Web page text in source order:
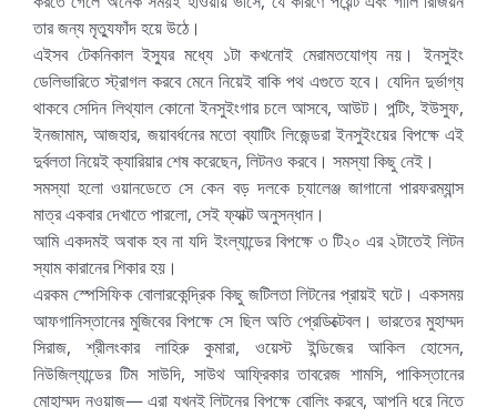
তার জন্য মৃত্যুফাঁদ হয়ে উঠে।
এইসব টেকনিকাল ইস্যুর মধ্যে ১টা কখনোই মেরামতযোগ্য নয়। ইনসুইং
ডেলিভারিতে স্ট্রাগল করবে মেনে নিয়েই বাকি পথ এগুতে হবে। যেদিন দুর্ভাগ্য
থাকবে সেদিন লিথ্যাল কোনো ইনসুইংগার চলে আসবে, আউট। পন্টিং, ইউসুফ,
ইনজামাম, আজহার, জয়াবর্ধনের মতো ব্যাটিং লিজেন্ডরা ইনসুইংয়ের বিপক্ষে এই
দুর্বলতা নিয়েই ক্যারিয়ার শেষ করেছেন, লিটনও করবে। সমস্যা কিছু নেই।
সমস্যা হলো ওয়ানডেতে সে কেন বড় দলকে চ্যালেঞ্জ জাগানো পারফরম্যান্স
মাত্র একবার দেখাতে পারলো, সেই ফ্যাক্ট অনুসন্ধান।
আমি একদমই অবাক হব না যদি ইংল্যান্ডের বিপক্ষে ৩ টি২০ এর ২টাতেই লিটন
স্যাম কারানের শিকার হয়।
এরকম স্পেসিফিক বোলারকেন্দ্রিক কিছু জটিলতা লিটনের প্রায়ই ঘটে। একসময়
আফগানিস্তানের মুজিবের বিপক্ষে সে ছিল অতি প্রেডিক্টেবল। ভারতের মুহাম্মদ
সিরাজ, শ্রীলংকার লাহিরু কুমারা, ওয়েস্ট ইন্ডিজের আকিল হোসেন,
নিউজিল্যান্ডের টিম সাউদি, সাউথ আফ্রিকার তাবরেজ শামসি, পাকিস্তানের
মোহাম্মদ নওয়াজ— এরা যখনই লিটনের বিপক্ষে বোলিং করবে, আপনি ধরে নিতে